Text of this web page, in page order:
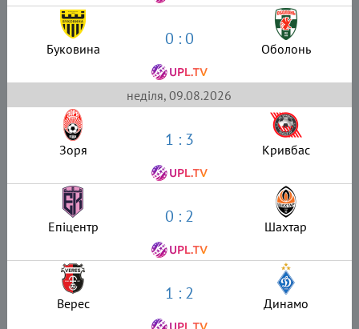
Буковина 0 : 0 Оболонь
неділя, 09.08.2026
Зоря 1 : 3 Кривбас
Епіцентр 0 : 2 Шахтар
Верес 1 : 2 Динамо